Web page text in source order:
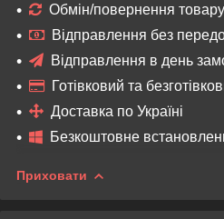
Обмін/повернення
Відправлення без
Відправлення в день
Готівковий та
Доставка по Україні
Безкоштовне
Приховати